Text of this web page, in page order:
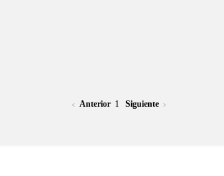
< Anterior 1 Siguiente >